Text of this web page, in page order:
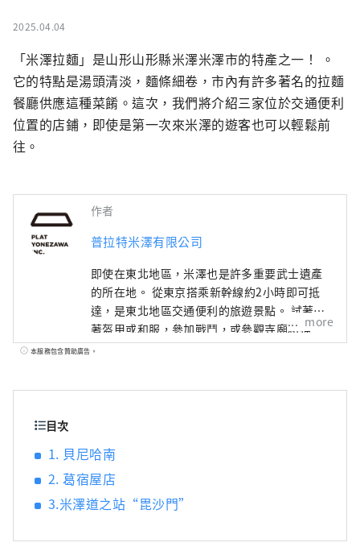
2025.04.04
「米澤拉麵」是山形山形縣米澤米澤市的特產之一！ 。
它的特點是湯頭清淡，麵條細卷，市內有許多著名的拉麵
餐廳供應這種菜餚。這次，我們將介紹三家位於交通便利
位置的店鋪，即使是第一次來米澤的遊客也可以輕鬆前
往。
作者
普拉特米澤有限公司
即使在東北地區，米澤也是許多重要武士遺產
的所在地。 從東京搭乘新幹線約2小時即可抵
達，是東北地區交通便利的旅遊景點。 試著穿
著盔甲或和服，參加戰鬥，或參觀寺廟和神
社。為什麼不在米澤重溫日本武士的生活故事
more
本服務包含贊助廣告。
目次
1. 貝尼哈南
2. 葛宿屋店
3.米澤道之站“毘沙門”